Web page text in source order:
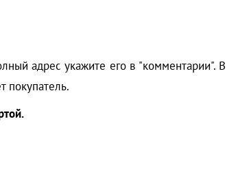
адрес укажите его в "комментарии". В
покупатель.